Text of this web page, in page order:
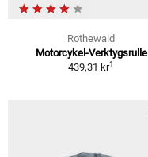
Rothewald
Motorcykel-Verktygsrulle
439,31 kr1